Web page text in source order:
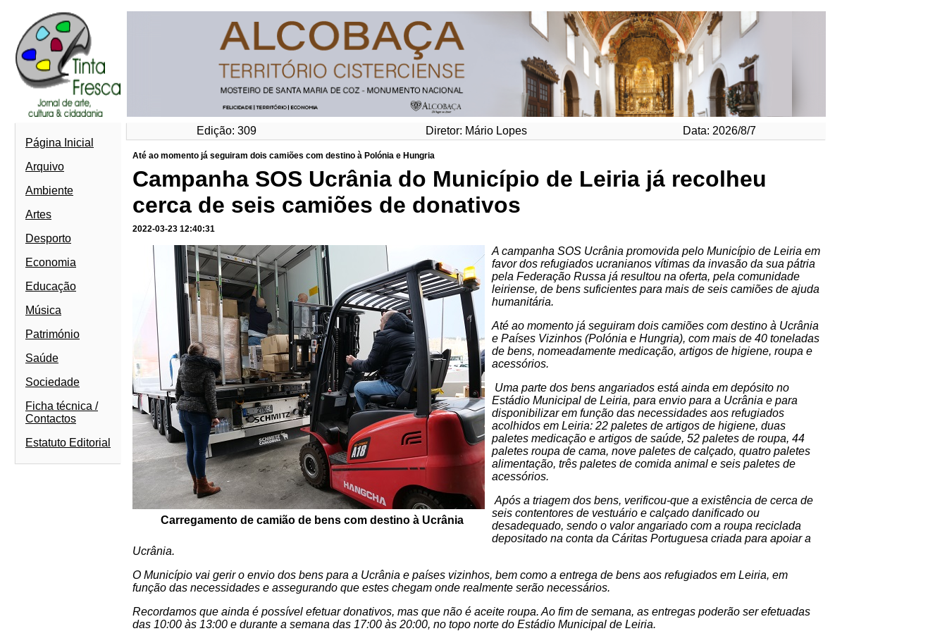
Edição: 309 Diretor: Mário Lopes
Data: 2026/8/7
Página Inicial
Arquivo
Ambiente
Artes
Desporto
Economia
Educação
Música
Património
Saúde
Sociedade
Ficha técnica /
Contactos
Estatuto Editorial
Até ao momento já seguiram dois camiões com destino à Polónia e Hungria
Campanha SOS Ucrânia do Município de Leiria já recolheu
cerca de seis camiões de donativos
2022-03-23 12:40:31
Carregamento de camião de bens com destino à Ucrânia
A campanha SOS Ucrânia promovida pelo Município de Leiria em
favor dos refugiados ucranianos vítimas da invasão da sua pátria
pela Federação Russa já resultou na oferta, pela comunidade
leiriense, de bens suficientes para mais de seis camiões de ajuda
humanitária.
Até ao momento já seguiram dois camiões com destino à Ucrânia
e Países Vizinhos (Polónia e Hungria), com mais de 40 toneladas
de bens, nomeadamente medicação, artigos de higiene, roupa e
acessórios.
Uma parte dos bens angariados está ainda em depósito no
Estádio Municipal de Leiria, para envio para a Ucrânia e para
disponibilizar em função das necessidades aos refugiados
acolhidos em Leiria: 22 paletes de artigos de higiene, duas
paletes medicação e artigos de saúde, 52 paletes de roupa, 44
paletes roupa de cama, nove paletes de calçado, quatro paletes
alimentação, três paletes de comida animal e seis paletes de
acessórios.
Após a triagem dos bens, verificou-que a existência de cerca de
seis contentores de vestuário e calçado danificado ou
desadequado, sendo o valor angariado com a roupa reciclada
depositado na conta da Cáritas Portuguesa criada para apoiar a
Ucrânia.
O Município vai gerir o envio dos bens para a Ucrânia e países vizinhos, bem como a entrega de bens aos refugiados em Leiria, em
função das necessidades e assegurando que estes chegam onde realmente serão necessários.
Recordamos que ainda é possível efetuar donativos, mas que não é aceite roupa. Ao fim de semana, as entregas poderão ser efetuadas
das 10:00 às 13:00 e durante a semana das 17:00 às 20:00, no topo norte do Estádio Municipal de Leiria.